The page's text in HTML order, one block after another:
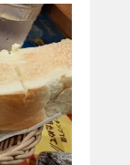
ー
シ
ョ
ン